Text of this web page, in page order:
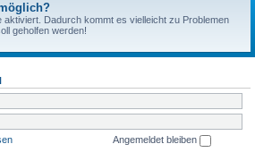
aktiviert. Dadurch kommt es vielleicht zu Problemen
geholfen werden!
Angemeldet bleiben